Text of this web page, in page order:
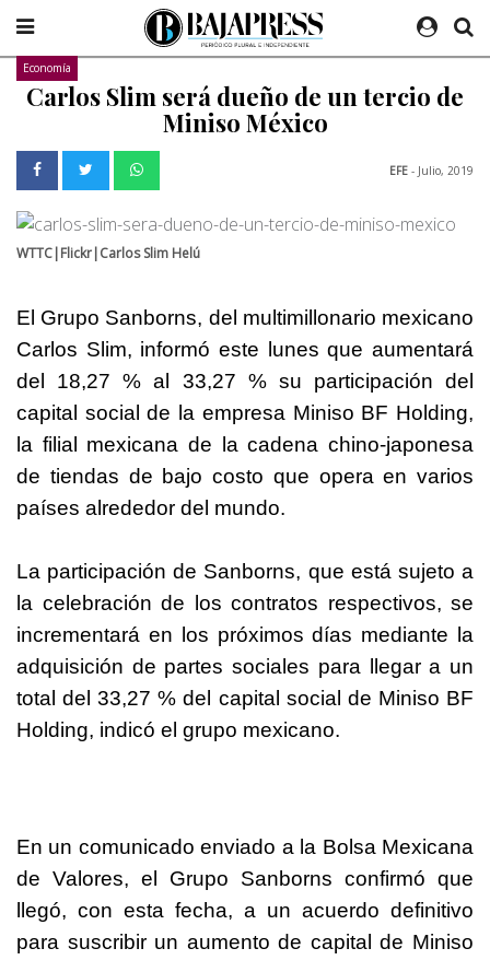
Economía
Carlos Slim será dueño de un tercio de
Miniso México
EFE - Julio, 2019
WTTC|Flickr|Carlos Slim Helú
El Grupo Sanborns, del multimillonario mexicano
Carlos Slim, informó este lunes que aumentará
del 18,27 % al 33,27 % su participación del
capital social de la empresa Miniso BF Holding,
la filial mexicana de la cadena chino-japonesa
de tiendas de bajo costo que opera en varios
países alrededor del mundo.
La participación de Sanborns, que está sujeto a
la celebración de los contratos respectivos, se
incrementará en los próximos días mediante la
adquisición de partes sociales para llegar a un
total del 33,27 % del capital social de Miniso BF
Holding, indicó el grupo mexicano.
En un comunicado enviado a la Bolsa Mexicana
de Valores, el Grupo Sanborns confirmó que
llegó, con esta fecha, a un acuerdo definitivo
para suscribir un aumento de capital de Miniso